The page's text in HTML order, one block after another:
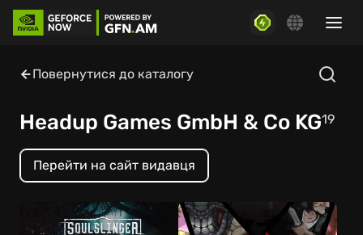
Повернутися до каталогу
Headup Games GmbH & Co KG19
Перейти на сайт видавця